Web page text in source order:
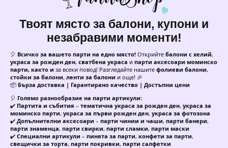
Твоят място за балони, купони и
незабравими моменти!
🎈 Всичко за вашето парти на едно място! Открийте балони с хелий,
украса за рожден ден, сватбена украса и парти аксесоари моминско
парти, както и за всеки повод! Разгледайте нашите фолиеви балони,
стойки за балони, ленти за балони и още! 🎉
📦 Бърза доставка | Гарантирано качество | Достъпни цени
🎈 Голямо разнообразие на парти артикули:
✔️ Партита и събития – тематична украса за рожден ден, украса за
моминско парти, украса за първи рожден ден, украса за фотозона
✔️ Допълнителни аксесоари – парти чинии и чаши, парти банери,
парти знаменца, парти свирки, парти сламки, парти маски
✔️ Специални артикули – пинята за парти, конфети за парти,
свещички за торта, парти покривки, парти салфетки